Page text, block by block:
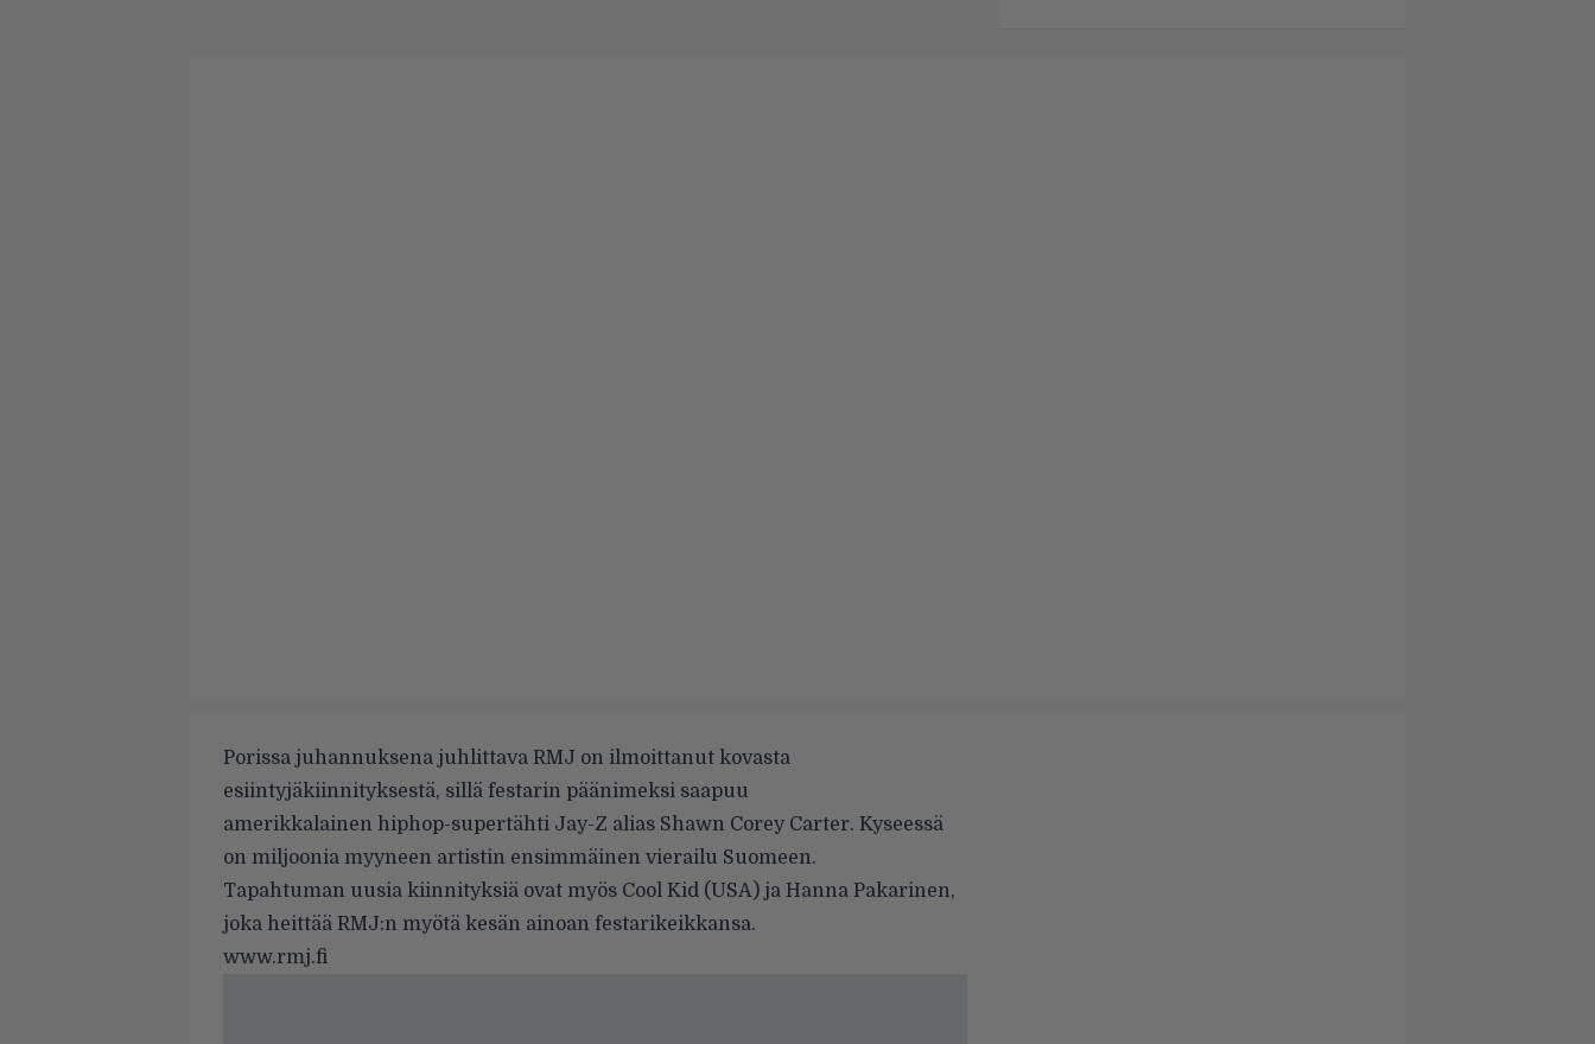
Porissa juhannuksena juhlittava RMJ on ilmoittanut kovasta
esiintyjäkiinnityksestä, sillä festarin päänimeksi saapuu
amerikkalainen hiphop-supertähti Jay-Z alias Shawn Corey Carter. Kyseessä
on miljoonia myyneen artistin ensimmäinen vierailu Suomeen.
Tapahtuman uusia kiinnityksiä ovat myös Cool Kid (USA) ja Hanna Pakarinen,
joka heittää RMJ:n myötä kesän ainoan festarikeikkansa.
www.rmj.fi